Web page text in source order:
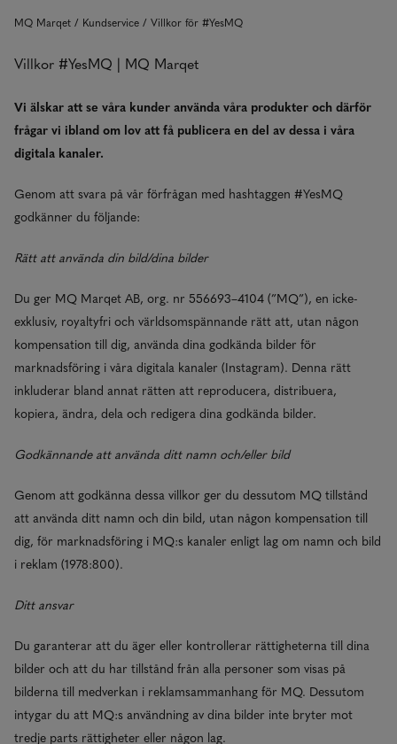
MQ Marqet Kundservice Villkor för #YesMQ
Villkor #YesMQ | MQ Marqet
Vi älskar att se våra kunder använda våra produkter och därför
frågar vi ibland om lov att få publicera en del av dessa i våra
digitala kanaler.
Genom att svara på vår förfrågan med hashtaggen #YesMQ
godkänner du följande:
Rätt att använda din bild/dina bilder
Du ger MQ Marqet AB, org. nr 556693–4104 (”MQ”), en icke-
exklusiv, royaltyfri och världsomspännande rätt att, utan någon
kompensation till dig, använda dina godkända bilder för
marknadsföring i våra digitala kanaler (Instagram). Denna rätt
inkluderar bland annat rätten att reproducera, distribuera,
kopiera, ändra, dela och redigera dina godkända bilder.
Godkännande att använda ditt namn och/eller bild
Genom att godkänna dessa villkor ger du dessutom MQ tillstånd
att använda ditt namn och din bild, utan någon kompensation till
dig, för marknadsföring i MQ:s kanaler enligt lag om namn och bild
i reklam (1978:800).
Ditt ansvar
Du garanterar att du äger eller kontrollerar rättigheterna till dina
bilder och att du har tillstånd från alla personer som visas på
bilderna till medverkan i reklamsammanhang för MQ. Dessutom
intygar du att MQ:s användning av dina bilder inte bryter mot
tredje parts rättigheter eller någon lag.